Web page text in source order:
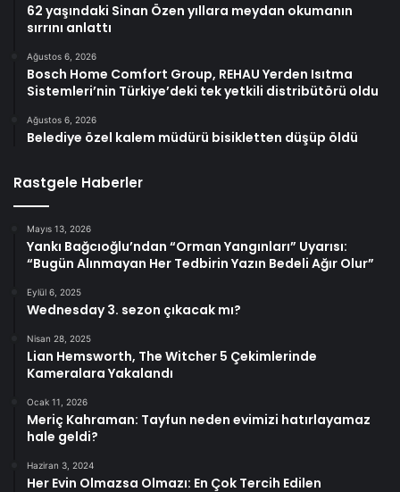
62 yaşındaki Sinan Özen yıllara meydan okumanın
sırrını anlattı
Ağustos 6, 2026
Bosch Home Comfort Group, REHAU Yerden Isıtma
Sistemleri’nin Türkiye’deki tek yetkili distribütörü oldu
Ağustos 6, 2026
Belediye özel kalem müdürü bisikletten düşüp öldü
Rastgele Haberler
Mayıs 13, 2026
Yankı Bağcıoğlu’ndan “Orman Yangınları” Uyarısı:
“Bugün Alınmayan Her Tedbirin Yazın Bedeli Ağır Olur”
Eylül 6, 2025
Wednesday 3. sezon çıkacak mı?
Nisan 28, 2025
Lian Hemsworth, The Witcher 5 Çekimlerinde
Kameralara Yakalandı
Ocak 11, 2026
Meriç Kahraman: Tayfun neden evimizi hatırlayamaz
hale geldi?
Haziran 3, 2024
Her Evin Olmazsa Olmazı: En Çok Tercih Edilen